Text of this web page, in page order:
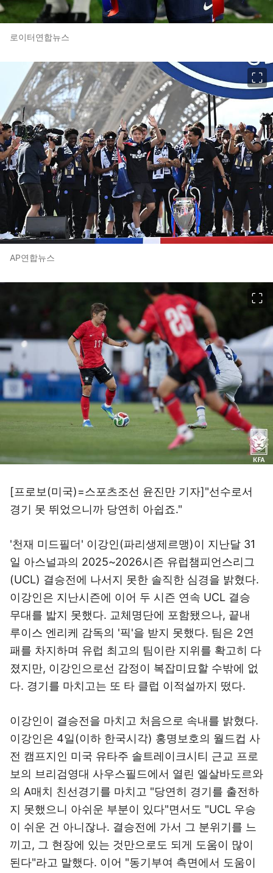
로이터연합뉴스
AP연합뉴스
[프로보(미국)=스포츠조선 윤진만 기자]"선수로서
경기 못 뛰었으니까 당연히 아쉽죠."
'천재 미드필더' 이강인(파리생제르맹)이 지난달 31
일 아스널과의 2025~2026시즌 유럽챔피언스리그
(UCL) 결승전에 나서지 못한 솔직한 심경을 밝혔다.
이강인은 지난시즌에 이어 두 시즌 연속 UCL 결승
무대를 밟지 못했다. 교체명단에 포함됐으나, 끝내
루이스 엔리케 감독의 '픽'을 받지 못했다. 팀은 2연
패를 차지하며 유럽 최고의 팀이란 지위를 확고히 다
졌지만, 이강인으로선 감정이 복잡미묘할 수밖에 없
다. 경기를 마치고는 또 타 클럽 이적설까지 떴다.
이강인이 결승전을 마치고 처음으로 속내를 밝혔다.
이강인은 4일(이하 한국시각) 홍명보호의 월드컵 사
전 캠프지인 미국 유타주 솔트레이크시티 근교 프로
보의 브리검영대 사우스필드에서 열린 엘살바도르와
의 A매치 친선경기를 마치고 "당연히 경기를 출전하
지 못했으니 아쉬운 부분이 있다"면서도 "UCL 우승
이 쉬운 건 아니잖나. 결승전에 가서 그 분위기를 느
끼고, 그 현장에 있는 것만으로도 되게 도움이 많이
된다"라고 말했다. 이어 "동기부여 측면에서 도움이